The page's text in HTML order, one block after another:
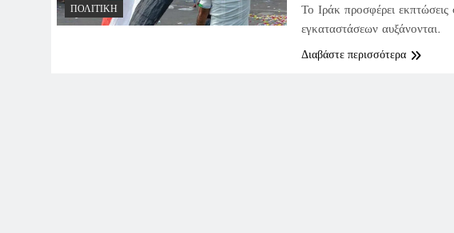
ΠΟΛΙΤΙΚΉ
Το Ιράκ προσφέρει εκπτώσεις
εγκαταστάσεων αυξάνονται.
Διαβάστε περισσότερα